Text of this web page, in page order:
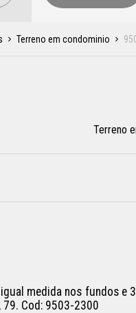
Terreno em condominio
Terreno
medida nos fundos e
79. Cod: 9503-2300